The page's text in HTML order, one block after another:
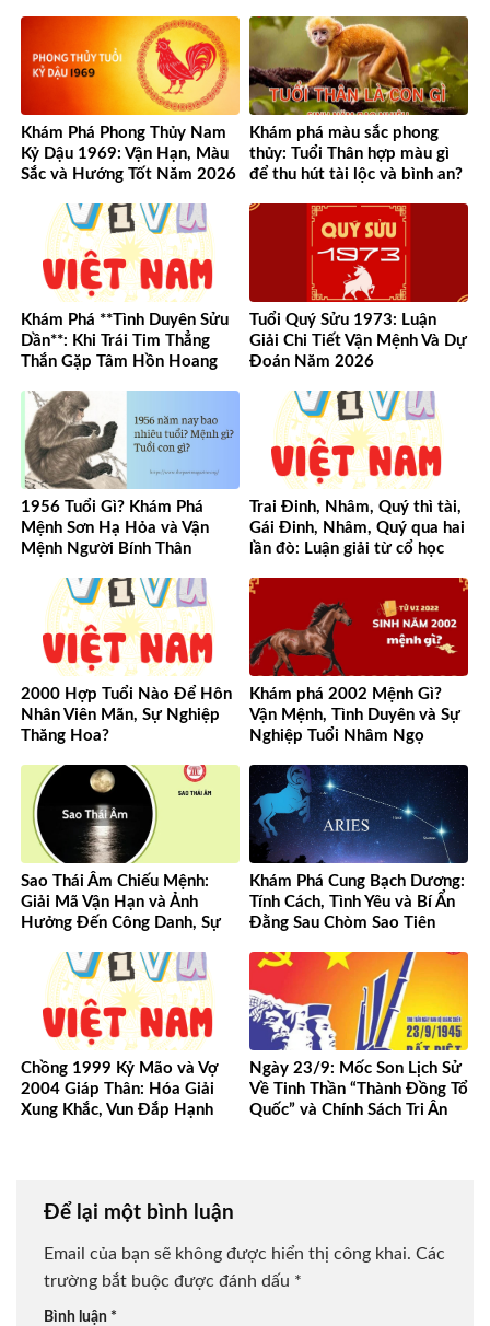
Khám Phá Phong Thủy Nam
Kỷ Dậu 1969: Vận Hạn, Màu
Sắc và Hướng Tốt Năm 2026
Khám phá màu sắc phong
thủy: Tuổi Thân hợp màu gì
để thu hút tài lộc và bình an?
Khám Phá **Tình Duyên Sửu
Dần**: Khi Trái Tim Thẳng
Thắn Gặp Tâm Hồn Hoang
Tuổi Quý Sửu 1973: Luận
Giải Chi Tiết Vận Mệnh Và Dự
Đoán Năm 2026
1956 Tuổi Gì? Khám Phá
Mệnh Sơn Hạ Hỏa và Vận
Mệnh Người Bính Thân
Trai Đinh, Nhâm, Quý thì tài,
Gái Đinh, Nhâm, Quý qua hai
lần đò: Luận giải từ cổ học
2000 Hợp Tuổi Nào Để Hôn
Nhân Viên Mãn, Sự Nghiệp
Thăng Hoa?
Khám phá 2002 Mệnh Gì?
Vận Mệnh, Tình Duyên và Sự
Nghiệp Tuổi Nhâm Ngọ
Sao Thái Âm Chiếu Mệnh:
Giải Mã Vận Hạn và Ảnh
Hưởng Đến Công Danh, Sự
Khám Phá Cung Bạch Dương:
Tính Cách, Tình Yêu và Bí Ẩn
Đằng Sau Chòm Sao Tiên
Chồng 1999 Kỷ Mão và Vợ
2004 Giáp Thân: Hóa Giải
Xung Khắc, Vun Đắp Hạnh
Ngày 23/9: Mốc Son Lịch Sử
Về Tinh Thần “Thành Đồng Tổ
Quốc” và Chính Sách Tri Ân
Để lại một bình luận
Email của bạn sẽ không được hiển thị công khai. Các
trường bắt buộc được đánh dấu *
Bình luận *